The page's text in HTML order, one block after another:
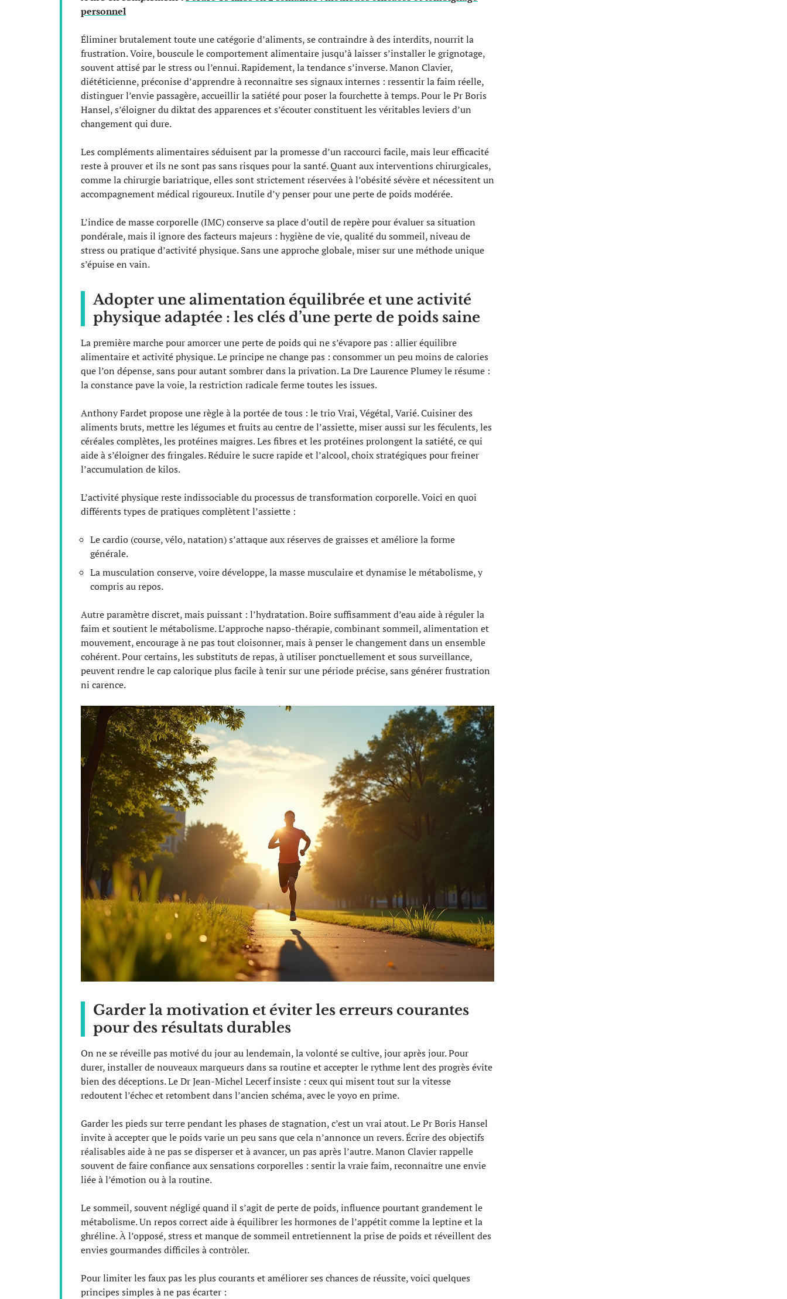
personnel
Éliminer brutalement toute une catégorie d’aliments, se contraindre à des interdits, nourrit la
frustration. Voire, bouscule le comportement alimentaire jusqu’à laisser s’installer le grignotage,
souvent attisé par le stress ou l’ennui. Rapidement, la tendance s’inverse. Manon Clavier,
diététicienne, préconise d’apprendre à reconnaître ses signaux internes : ressentir la faim réelle,
distinguer l’envie passagère, accueillir la satiété pour poser la fourchette à temps. Pour le Pr Boris
Hansel, s’éloigner du diktat des apparences et s’écouter constituent les véritables leviers d’un
changement qui dure.
Les compléments alimentaires séduisent par la promesse d’un raccourci facile, mais leur efficacité
reste à prouver et ils ne sont pas sans risques pour la santé. Quant aux interventions chirurgicales,
comme la chirurgie bariatrique, elles sont strictement réservées à l’obésité sévère et nécessitent un
accompagnement médical rigoureux. Inutile d’y penser pour une perte de poids modérée.
L’indice de masse corporelle (IMC) conserve sa place d’outil de repère pour évaluer sa situation
pondérale, mais il ignore des facteurs majeurs : hygiène de vie, qualité du sommeil, niveau de
stress ou pratique d’activité physique. Sans une approche globale, miser sur une méthode unique
s’épuise en vain.
Adopter une alimentation équilibrée et une activité
physique adaptée : les clés d’une perte de poids saine
La première marche pour amorcer une perte de poids qui ne s’évapore pas : allier équilibre
alimentaire et activité physique. Le principe ne change pas : consommer un peu moins de calories
que l’on dépense, sans pour autant sombrer dans la privation. La Dre Laurence Plumey le résume :
la constance pave la voie, la restriction radicale ferme toutes les issues.
Anthony Fardet propose une règle à la portée de tous : le trio Vrai, Végétal, Varié. Cuisiner des
aliments bruts, mettre les légumes et fruits au centre de l’assiette, miser aussi sur les féculents, les
céréales complètes, les protéines maigres. Les fibres et les protéines prolongent la satiété, ce qui
aide à s’éloigner des fringales. Réduire le sucre rapide et l’alcool, choix stratégiques pour freiner
l’accumulation de kilos.
L’activité physique reste indissociable du processus de transformation corporelle. Voici en quoi
différents types de pratiques complètent l’assiette :
Le cardio (course, vélo, natation) s’attaque aux réserves de graisses et améliore la forme
générale.
La musculation conserve, voire développe, la masse musculaire et dynamise le métabolisme, y
compris au repos.
Autre paramètre discret, mais puissant : l’hydratation. Boire suffisamment d’eau aide à réguler la
faim et soutient le métabolisme. L’approche napso-thérapie, combinant sommeil, alimentation et
mouvement, encourage à ne pas tout cloisonner, mais à penser le changement dans un ensemble
cohérent. Pour certains, les substituts de repas, à utiliser ponctuellement et sous surveillance,
peuvent rendre le cap calorique plus facile à tenir sur une période précise, sans générer frustration
ni carence.
Garder la motivation et éviter les erreurs courantes
pour des résultats durables
On ne se réveille pas motivé du jour au lendemain, la volonté se cultive, jour après jour. Pour
durer, installer de nouveaux marqueurs dans sa routine et accepter le rythme lent des progrès évite
bien des déceptions. Le Dr Jean-Michel Lecerf insiste : ceux qui misent tout sur la vitesse
redoutent l’échec et retombent dans l’ancien schéma, avec le yoyo en prime.
Garder les pieds sur terre pendant les phases de stagnation, c’est un vrai atout. Le Pr Boris Hansel
invite à accepter que le poids varie un peu sans que cela n’annonce un revers. Écrire des objectifs
réalisables aide à ne pas se disperser et à avancer, un pas après l’autre. Manon Clavier rappelle
souvent de faire confiance aux sensations corporelles : sentir la vraie faim, reconnaître une envie
liée à l’émotion ou à la routine.
Le sommeil, souvent négligé quand il s’agit de perte de poids, influence pourtant grandement le
métabolisme. Un repos correct aide à équilibrer les hormones de l’appétit comme la leptine et la
ghréline. À l’opposé, stress et manque de sommeil entretiennent la prise de poids et réveillent des
envies gourmandes difficiles à contrôler.
Pour limiter les faux pas les plus courants et améliorer ses chances de réussite, voici quelques
principes simples à ne pas écarter :